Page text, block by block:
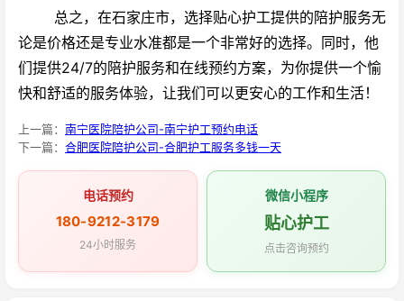
总之，在石家庄市，选择贴心护工提供的陪护服务无
论是价格还是专业水准都是一个非常好的选择。同时，他
们提供24/7的陪护服务和在线预约方案，为你提供一个愉
快和舒适的服务体验，让我们可以更安心的工作和生活！
上一篇： 南宁医院陪护公司-南宁护工预约电话
下一篇： 合肥医院陪护公司-合肥护工服务多钱一天
电话预约
180-9212-3179
24小时服务
微信小程序
贴心护工
点击咨询预约